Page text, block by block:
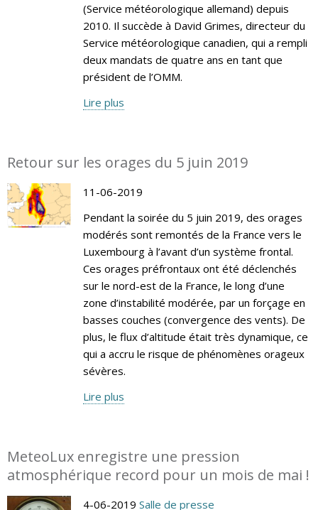
(Service météorologique allemand) depuis
2010. Il succède à David Grimes, directeur du
Service météorologique canadien, qui a rempli
deux mandats de quatre ans en tant que
président de l’OMM.
Lire plus
Retour sur les orages du 5 juin 2019
11-06-2019
Pendant la soirée du 5 juin 2019, des orages
modérés sont remontés de la France vers le
Luxembourg à l’avant d’un système frontal.
Ces orages préfrontaux ont été déclenchés
sur le nord-est de la France, le long d’une
zone d’instabilité modérée, par un forçage en
basses couches (convergence des vents). De
plus, le flux d’altitude était très dynamique, ce
qui a accru le risque de phénomènes orageux
sévères.
Lire plus
MeteoLux enregistre une pression
atmosphérique record pour un mois de mai !
4-06-2019 Salle de presse